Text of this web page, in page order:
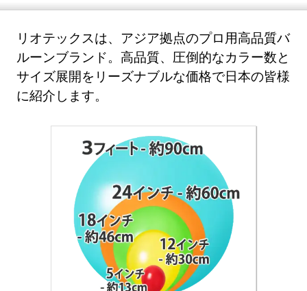
リオテックスは、アジア拠点のプロ用高品質バ
ルーンブランド。高品質、圧倒的なカラー数と
サイズ展開をリーズナブルな価格で日本の皆様
に紹介します。